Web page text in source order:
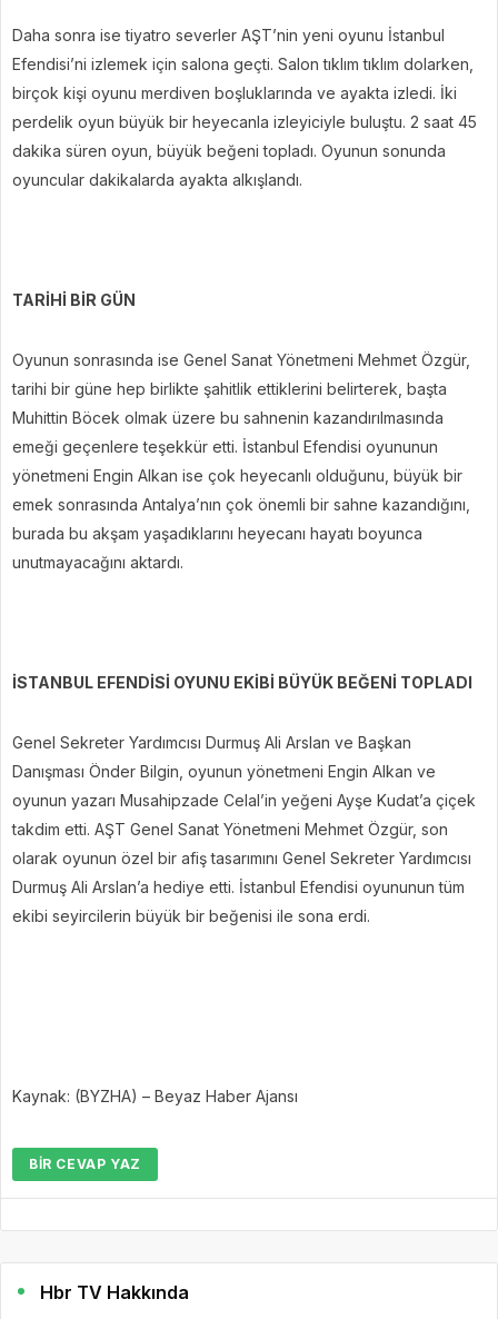
Daha sonra ise tiyatro severler AŞT’nin yeni oyunu İstanbul
Efendisi’ni izlemek için salona geçti. Salon tıklım tıklım dolarken,
birçok kişi oyunu merdiven boşluklarında ve ayakta izledi. İki
perdelik oyun büyük bir heyecanla izleyiciyle buluştu. 2 saat 45
dakika süren oyun, büyük beğeni topladı. Oyunun sonunda
oyuncular dakikalarda ayakta alkışlandı.
TARİHİ BİR GÜN
Oyunun sonrasında ise Genel Sanat Yönetmeni Mehmet Özgür,
tarihi bir güne hep birlikte şahitlik ettiklerini belirterek, başta
Muhittin Böcek olmak üzere bu sahnenin kazandırılmasında
emeği geçenlere teşekkür etti. İstanbul Efendisi oyununun
yönetmeni Engin Alkan ise çok heyecanlı olduğunu, büyük bir
emek sonrasında Antalya’nın çok önemli bir sahne kazandığını,
burada bu akşam yaşadıklarını heyecanı hayatı boyunca
unutmayacağını aktardı.
İSTANBUL EFENDİSİ OYUNU EKİBİ BÜYÜK BEĞENİ TOPLADI
Genel Sekreter Yardımcısı Durmuş Ali Arslan ve Başkan
Danışması Önder Bilgin, oyunun yönetmeni Engin Alkan ve
oyunun yazarı Musahipzade Celal’in yeğeni Ayşe Kudat’a çiçek
takdim etti. AŞT Genel Sanat Yönetmeni Mehmet Özgür, son
olarak oyunun özel bir afiş tasarımını Genel Sekreter Yardımcısı
Durmuş Ali Arslan’a hediye etti. İstanbul Efendisi oyununun tüm
ekibi seyircilerin büyük bir beğenisi ile sona erdi.
Kaynak: (BYZHA) – Beyaz Haber Ajansı
BIR CEVAP YAZ
Hbr TV Hakkında